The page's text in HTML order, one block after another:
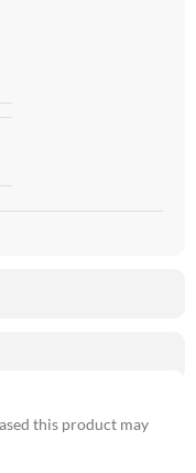
this product may